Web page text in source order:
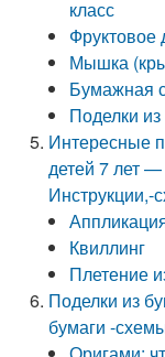
класс
Фруктовое
Мышка
Бумажная
Поделки из
Интересные
детей 7 лет
Инструкции,-
Квиллинг
Плетение
Поделки из
бумаги -